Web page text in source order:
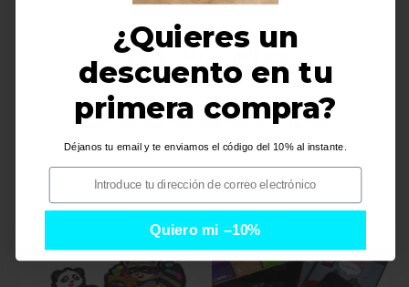
Beast Out Gorilla Grip
94,95
PACK MUÑEQUERA ROSA
+ LLAVERO A JUEGO
€14,95
10 % de
Descuento
¿Quieres un
descuento en tu
primera compra?
Déjanos tu email y te enviamos el código del 10% al instante.
i
Quiero mi –10%